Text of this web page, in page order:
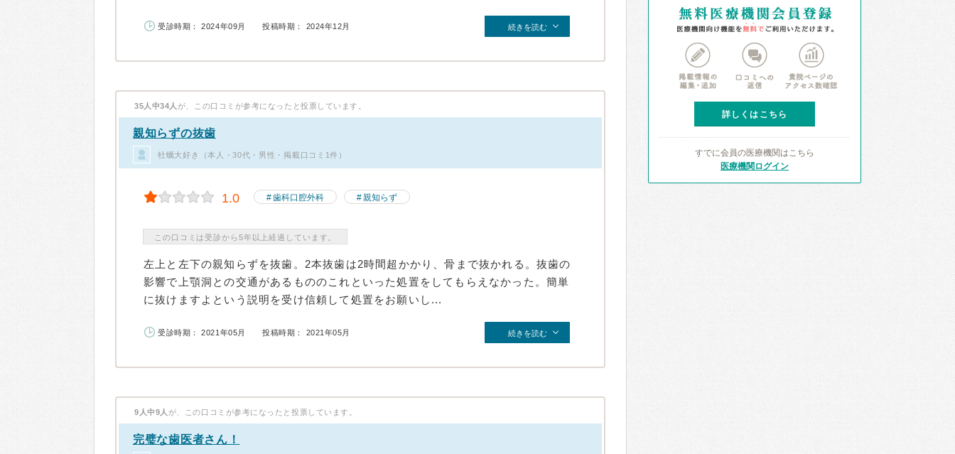
受診時期： 2024年09月 投稿時期： 2024年12月 続きを読む
35人中34人 が、この口コミが参考になったと投票しています。
親知らずの抜歯
牡蠣大好き（本人・30代・男性・掲載口コミ1件）
1.0 歯科口腔外科 親知らず
この口コミは受診から5年以上経過しています。
左上と左下の親知らずを抜歯。2本抜歯は2時間超かかり、骨まで抜かれる。抜歯の
影響で上顎洞との交通があるもののこれといった処置をしてもらえなかった。簡単
に抜けますよという説明を受け信頼して処置をお願いし...
受診時期： 2021年05月 投稿時期： 2021年05月 続きを読む
9人中9人 が、この口コミが参考になったと投票しています。
完璧な歯医者さん！
詳しくはこちら
すでに会員の医療機関はこちら
医療機関ログイン